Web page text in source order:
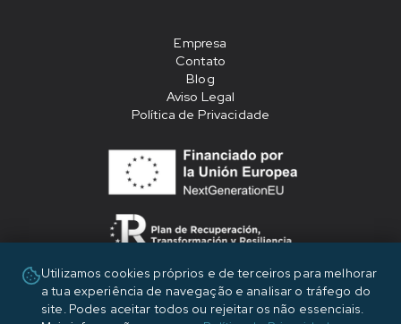
Empresa
Contato
Blog
Aviso Legal
Política de Privacidade
«Financiado por la Unión Europea - NextGenerationEU»
Utilizamos cookies próprios e de terceiros para melhorar
a tua experiência de navegação e analisar o tráfego do
site. Podes aceitar todos ou rejeitar os não essenciais.